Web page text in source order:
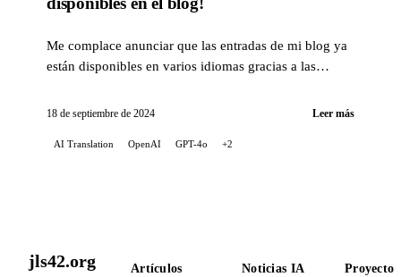
Me complace anunciar que las entradas de mi blog ya
están disponibles en varios idiomas gracias a las
18 de septiembre de 2024 Leer más
AI Translation OpenAI GPT-4o +2
jls42.org Artículos Noticias IA Proyectos